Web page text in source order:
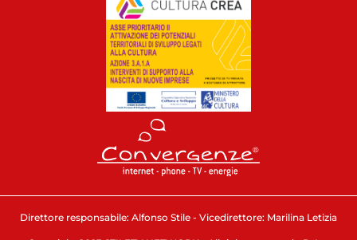
Direttore responsabile: Alfonso Stile - Vicedirettore: Marilina Letizia